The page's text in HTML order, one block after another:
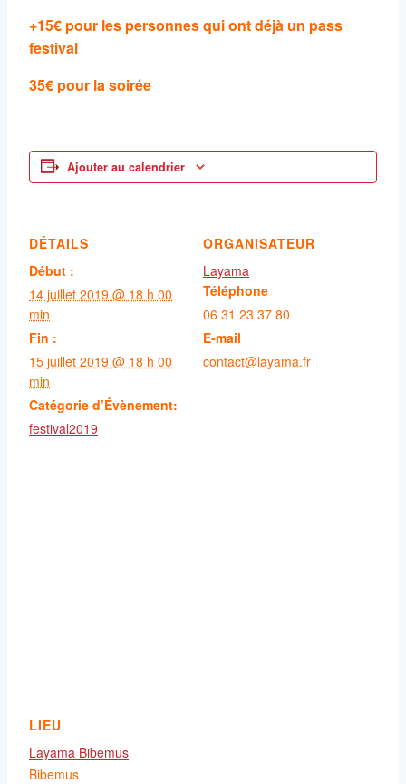
+15€ pour les personnes qui ont déjà un pass
festival
35€ pour la soirée
Ajouter au calendrier
DÉTAILS
Début :
14 juillet 2019 @ 18 h 00
min
Fin :
15 juillet 2019 @ 18 h 00
min
Catégorie d’Évènement:
festival2019
ORGANISATEUR
Layama
Téléphone
06 31 23 37 80
E-mail
contact@layama.fr
LIEU
Layama Bibemus
Bibemus